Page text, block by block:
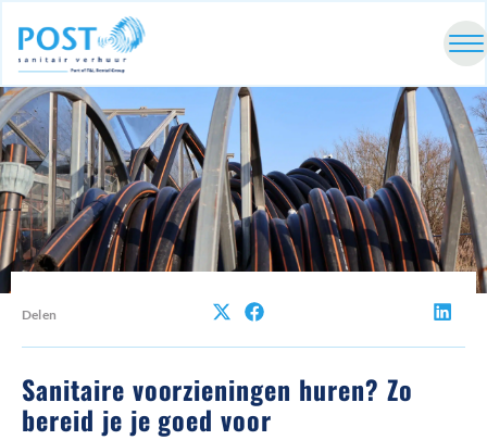
Delen
Sanitaire voorzieningen huren? Zo
bereid je je goed voor